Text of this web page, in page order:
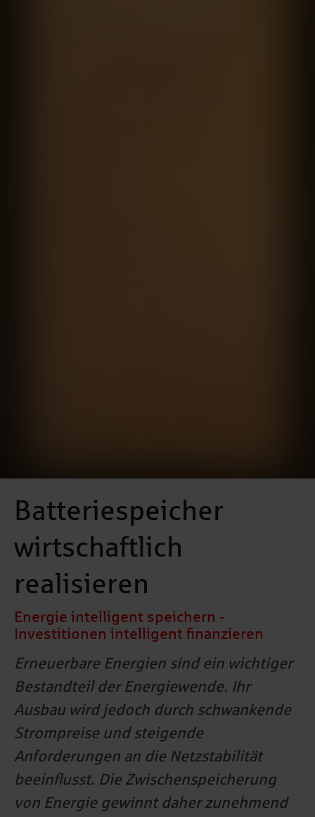
Batteriespeicher
wirtschaftlich
realisieren
Energie intelligent speichern -
Investitionen intelligent finanzieren
Erneuerbare Energien sind ein wichtiger
Bestandteil der Energiewende. Ihr
Ausbau wird jedoch durch schwankende
Strompreise und steigende
Anforderungen an die Netzstabilität
beeinflusst. Die Zwischenspeicherung
von Energie gewinnt daher zunehmend